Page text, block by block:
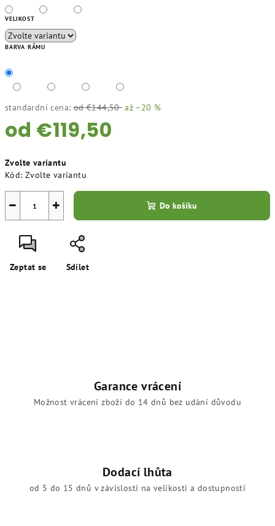
VELIKOST
BARVA RÁMU
standardní cena: od €144,50 až –20 %
od €119,50
cena:
Zvolte variantu
Kód: Zvolte variantu
+
− Do košíku
Zeptat se Sdílet
Garance vrácení
Možnost vrácení zboží do 14 dnů bez udání důvodu
Dodací lhůta
od 5 do 15 dnů v závislosti na velikosti a dostupnosti